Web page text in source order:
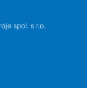
spol. s r.o.